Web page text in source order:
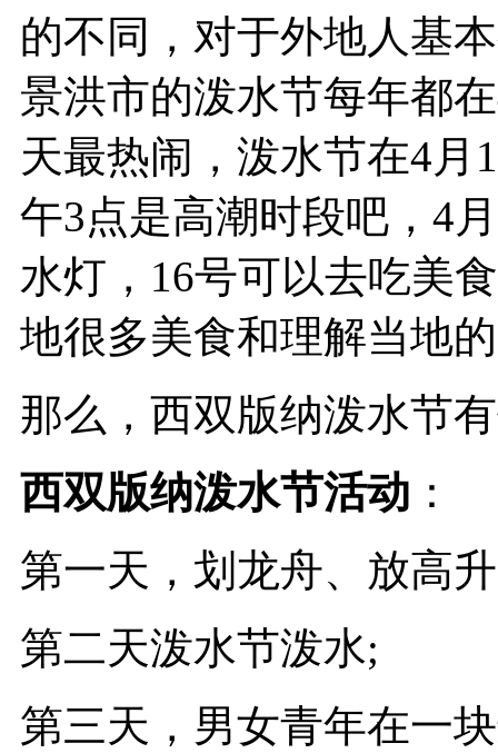
的不同，对于外地人基
景洪市的泼水节每年都
天最热闹，泼水节在4月
午3点是高潮时段吧，4
水灯，16号可以去吃美
地很多美食和理解当地
那么，西双版纳泼水节
西双版纳泼水节活动 ：
第一天，划龙舟、放高
第二天泼水节泼水;
第三天，男女青年在一